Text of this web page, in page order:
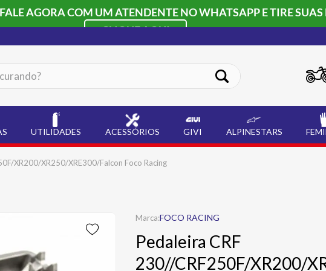
AGORA COM UM ATENDENTE NO WHATSAPP E TIRE
CLIQUE AQUI
UTILIDADES ACESSÓRIOS GIVI ALPINESTARS
XR200/XR250/XRE300/Falcon Foco Racing
FOCO RACING
Pedaleira CRF
230//CRF250F/XR200/